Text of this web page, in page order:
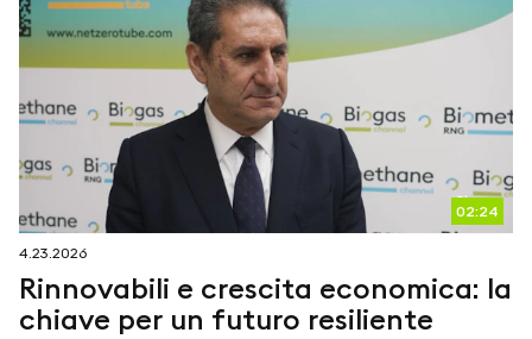
02:24
4.23.2026
Rinnovabili e crescita economica: la
chiave per un futuro resiliente